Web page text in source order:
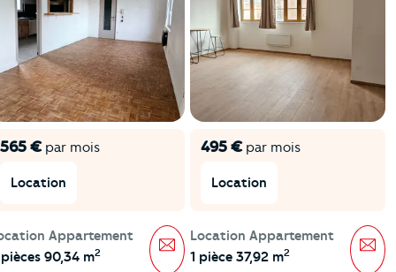
565 €par mois
Location
Appartement
90,34 m2
Message
495 €par mois
Location
Location Appartement
1 pièce 37,92 m2